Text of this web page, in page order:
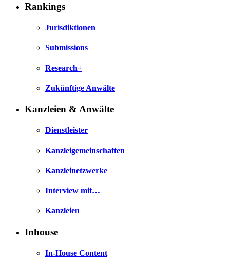
Rankings
Jurisdiktionen
Submissions
Research+
Zukünftige Anwälte
Kanzleien & Anwälte
Dienstleister
Kanzleigemeinschaften
Kanzleinetzwerke
Interview mit…
Kanzleien
Inhouse
In-House Content